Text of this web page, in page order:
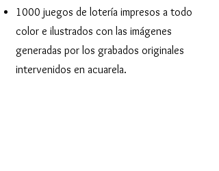
1000 juegos de lotería impresos a todo
color e ilustrados con las imágenes
generadas por los grabados originales
intervenidos en acuarela.